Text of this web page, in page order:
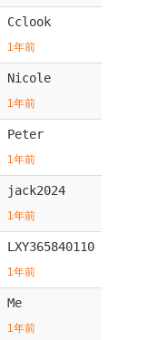
Cclook
1年前
Nicole
1年前
Peter
1年前
jack2024
1年前
LXY365840110
1年前
Me
1年前